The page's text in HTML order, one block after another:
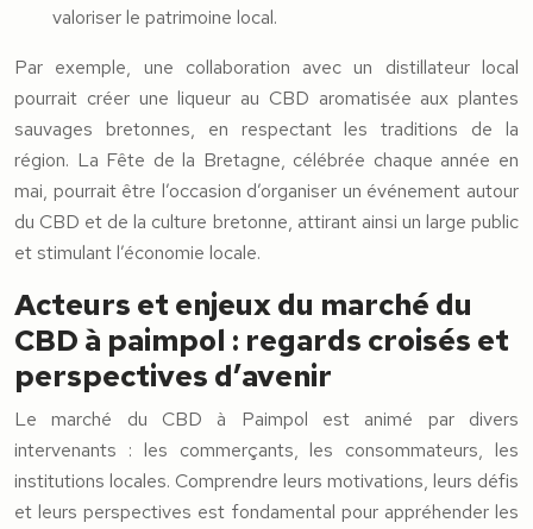
valoriser le patrimoine local.
Par exemple, une collaboration avec un distillateur local
pourrait créer une liqueur au CBD aromatisée aux plantes
sauvages bretonnes, en respectant les traditions de la
région. La Fête de la Bretagne, célébrée chaque année en
mai, pourrait être l’occasion d’organiser un événement autour
du CBD et de la culture bretonne, attirant ainsi un large public
et stimulant l’économie locale.
Acteurs et enjeux du marché du
CBD à paimpol : regards croisés et
perspectives d’avenir
Le marché du CBD à Paimpol est animé par divers
intervenants : les commerçants, les consommateurs, les
institutions locales. Comprendre leurs motivations, leurs défis
et leurs perspectives est fondamental pour appréhender les